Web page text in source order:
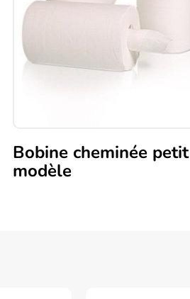
Bobine cheminée petit
modèle